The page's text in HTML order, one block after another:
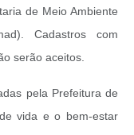
de Meio Ambiente
Cadastros com
serão aceitos.
pela Prefeitura de
vida e o bem-estar